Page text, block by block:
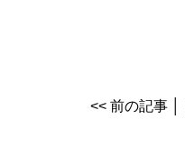
<< 前の記事